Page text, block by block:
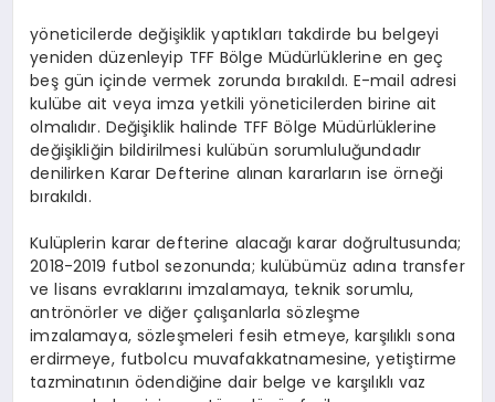
yöneticilerde değişiklik yaptıkları takdirde bu belgeyi
yeniden düzenleyip TFF Bölge Müdürlüklerine en geç
beş gün içinde vermek zorunda bırakıldı. E-mail adresi
kulübe ait veya imza yetkili yöneticilerden birine ait
olmalıdır. Değişiklik halinde TFF Bölge Müdürlüklerine
değişikliğin bildirilmesi kulübün sorumluluğundadır
denilirken Karar Defterine alınan kararların ise örneği
bırakıldı.
Kulüplerin karar defterine alacağı karar doğrultusunda;
2018-2019 futbol sezonunda; kulübümüz adına transfer
ve lisans evraklarını imzalamaya, teknik sorumlu,
antrönörler ve diğer çalışanlarla sözleşme
imzalamaya, sözleşmeleri fesih etmeye, karşılıklı sona
erdirmeye, futbolcu muvafakkatnamesine, yetiştirme
tazminatının ödendiğine dair belge ve karşılıklı vaz